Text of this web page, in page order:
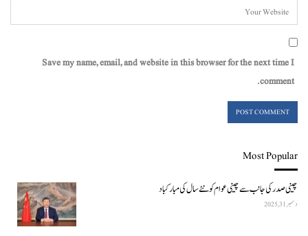
Save my name, email, and website in this browser for the next time I
comment.
Most Popular
چینی صدر کی جانب سے چینی عوام کو نئے سال کی مبارکباد
دسمبر 31, 2025